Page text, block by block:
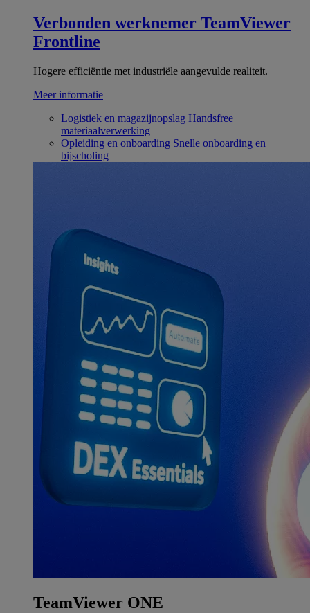
Verbonden werknemer TeamViewer
Frontline
Hogere efficiëntie met industriële aangevulde realiteit.
Meer informatie
Logistiek en magazijnopslag Handsfree
materiaalverwerking
Opleiding en onboarding Snelle onboarding en
bijscholing
TeamViewer ONE